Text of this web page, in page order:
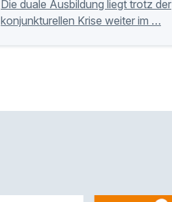
Die duale Ausbildung liegt trotz der
konjunkturellen Krise weiter im …